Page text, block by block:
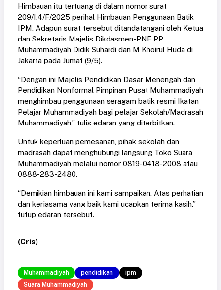
Himbauan itu tertuang di dalam nomor surat
209/I.4/F/2025 perihal Himbauan Penggunaan Batik
IPM. Adapun surat tersebut ditandatangani oleh Ketua
dan Sekretaris Majelis Dikdasmen-PNF PP
Muhammadiyah Didik Suhardi dan M Khoirul Huda di
Jakarta pada Jumat (9/5).
“Dengan ini Majelis Pendidikan Dasar Menengah dan
Pendidikan Nonformal Pimpinan Pusat Muhammadiyah
menghimbau penggunaan seragam batik resmi Ikatan
Pelajar Muhammadiyah bagi pelajar Sekolah/Madrasah
Muhammadiyah,” tulis edaran yang diterbitkan.
Untuk keperluan pemesanan, pihak sekolah dan
madrasah dapat menghubungi langsung Toko Suara
Muhammadiyah melalui nomor 0819-0418-2008 atau
0888-283-2480.
“Demikian himbauan ini kami sampaikan. Atas perhatian
dan kerjasama yang baik kami ucapkan terima kasih,”
tutup edaran tersebut.
(Cris)
Muhammadiyah pendidikan
ipm
Suara Muhammadiyah